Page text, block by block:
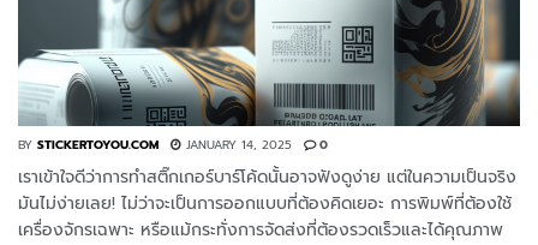
BY STICKERTOYOU.COM JANUARY 14, 2025 0
เราเข้าใจดีว่าการทำสติ๊กเกอร์บาร์โค้ดนั้นอาจฟังดูง่าย แต่ในความเป็นจริง
มันไม่ง่ายเลย! ไม่ว่าจะเป็นการออกแบบที่ต้องคิดเยอะ การพิมพ์ที่ต้องใช้
เครื่องจักรเฉพาะ หรือแม้กระทั่งการจัดส่งที่ต้องรวดเร็วและได้คุณภาพ